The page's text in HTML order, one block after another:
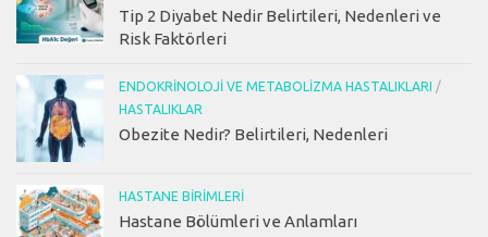
Tip 2 Diyabet Nedir Belirtileri, Nedenleri ve
Risk Faktörleri
ENDOKRINOLOJI VE METABOLIZMA HASTALIKLARI
/
HASTALIKLAR
Obezite Nedir? Belirtileri, Nedenleri
HASTANE BIRIMLERI
Hastane Bölümleri ve Anlamları